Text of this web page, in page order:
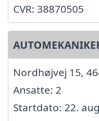
CVR: 38870505
Nordhøjvej 15,
Ansatte: 2
Startdato: 22.